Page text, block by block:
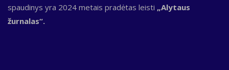
spaudinys yra 2024 metais pradėtas leisti „Alytaus
žurnalas“.